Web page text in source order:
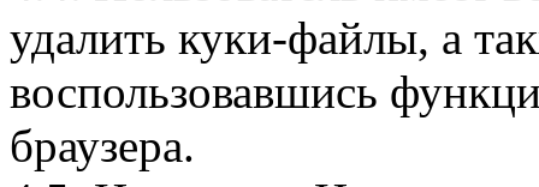
удалить куки-файлы, а
воспользовавшись
браузера.